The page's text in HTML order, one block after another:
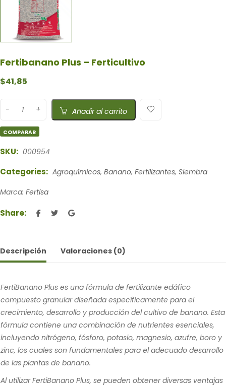
Fertibanano Plus – Ferticultivo
$41,85
Añadir al carrito
COMPARAR
SKU: 000954
Categories: Agroquímicos, Banano, Fertilizantes, Siembra
Marca: Fertisa
Share:
Descripción Valoraciones (0)
FertiBanano Plus es una fórmula de fertilizante edáfico
compuesto granular diseñada específicamente para el
crecimiento, desarrollo y producción del cultivo de banano. Esta
fórmula contiene una combinación de nutrientes esenciales,
incluyendo nitrógeno, fósforo, potasio, magnesio, azufre, boro y
zinc, los cuales son fundamentales para el adecuado desarrollo
de las plantas de banano.
Al utilizar FertiBanano Plus, se pueden obtener diversas ventajas